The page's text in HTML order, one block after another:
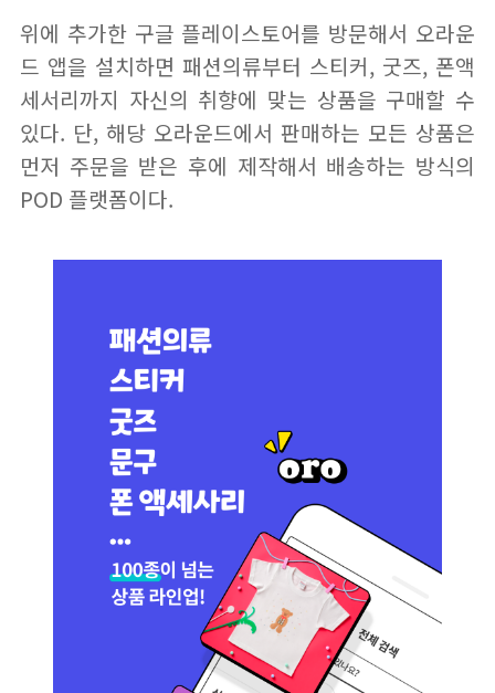
위에 추가한 구글 플레이스토어를 방문해서 오라운
드 앱을 설치하면 패션의류부터 스티커, 굿즈, 폰액
세서리까지 자신의 취향에 맞는 상품을 구매할 수
있다. 단, 해당 오라운드에서 판매하는 모든 상품은
먼저 주문을 받은 후에 제작해서 배송하는 방식의
POD 플랫폼이다.